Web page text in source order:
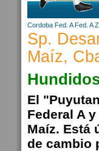
Cordoba Fed. A Fed. A
Sp.
Maíz,
El
Federal A
Maíz. Está
de cambio